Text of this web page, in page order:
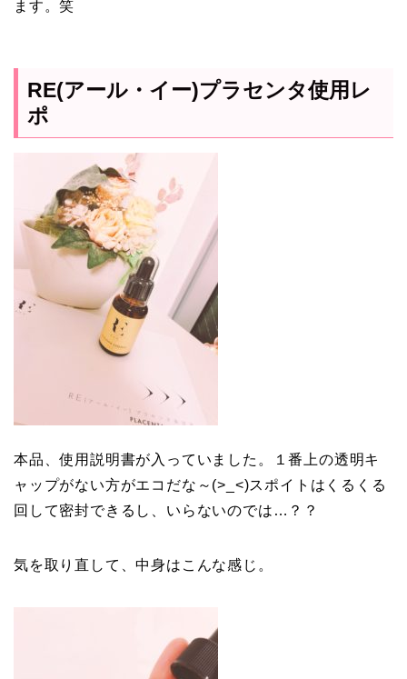
ます。笑
RE(アール・イー)プラセンタ使用レ
ポ
本品、使用説明書が入っていました。１番上の透明キ
ャップがない方がエコだな～(>_<)スポイトはくるくる
回して密封できるし、いらないのでは…？？
気を取り直して、中身はこんな感じ。